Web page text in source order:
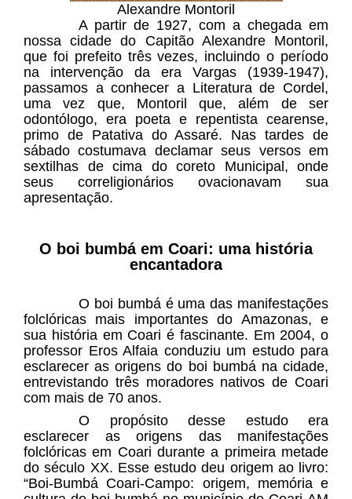
Alexandre Montoril
A partir de 1927, com a chegada em
nossa cidade do Capitão Alexandre Montoril,
que foi prefeito três vezes, incluindo o período
na intervenção da era Vargas (1939-1947),
passamos a conhecer a Literatura de Cordel,
uma vez que, Montoril que, além de ser
odontólogo, era poeta e repentista cearense,
primo de Patativa do Assaré. Nas tardes de
sábado costumava declamar seus versos em
sextilhas de cima do coreto Municipal, onde
seus correligionários ovacionavam sua
apresentação.
O boi bumbá em Coari: uma história
encantadora
O boi bumbá é uma das manifestações
folclóricas mais importantes do Amazonas, e
sua história em Coari é fascinante. Em 2004, o
professor Eros Alfaia conduziu um estudo para
esclarecer as origens do boi bumbá na cidade,
entrevistando três moradores nativos de Coari
com mais de 70 anos.
O propósito desse estudo era
esclarecer as origens das manifestações
folclóricas em Coari durante a primeira metade
do século XX. Esse estudo deu origem ao livro:
“Boi-Bumbá Coari-Campo: origem, memória e